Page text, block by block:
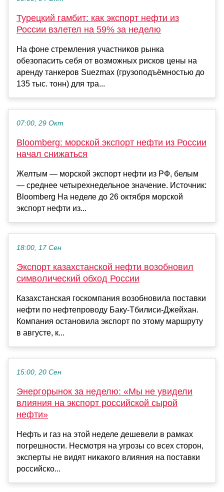
Турецкий гамбит: как экспорт нефти из
России взлетел на 59% за неделю
На фоне стремления участников рынка
обезопасить себя от возможных рисков цены на
аренду танкеров Suezmax (грузоподъёмностью до
135 тыс. тонн) для тра...
07:00, 29 Окт
Bloomberg: морской экспорт нефти из России
начал снижаться
Желтым — морской экспорт нефти из РФ, белым
— среднее четырехнедельное значение. Источник:
Bloomberg На неделе до 26 октября морской
экспорт нефти из...
18:00, 17 Сен
Экспорт казахстанской нефти возобновил
символический обход России
Казахстанская госкомпания возобновила поставки
нефти по нефтепроводу Баку-Тбилиси-Джейхан.
Компания остановила экспорт по этому маршруту
в августе, к...
15:00, 20 Сен
Энергорынок за неделю: «Мы не увидели
влияния на экспорт российской сырой
нефти»
Нефть и газ на этой неделе дешевели в рамках
погрешности. Несмотря на угрозы со всех сторон,
эксперты не видят никакого влияния на поставки
российско...